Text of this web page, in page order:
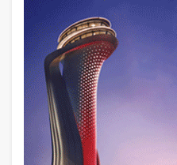
Kolombiya, 2
Embraer ile
24 saat önce
Üniversite
Yazıcıoğlu
SHGM